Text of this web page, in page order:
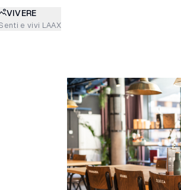
VIVERE
e vivi LAAX